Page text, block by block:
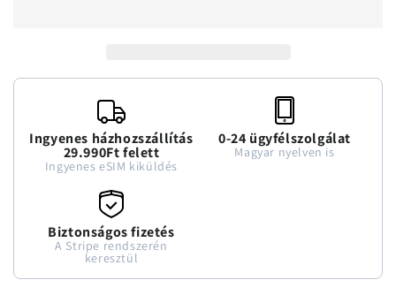
Ingyenes házhozszállítás
29.990Ft felett
Ingyenes eSIM kiküldés
0-24 ügyfélszolgálat
Magyar nyelven is
Biztonságos fizetés
A Stripe rendszerén
keresztül